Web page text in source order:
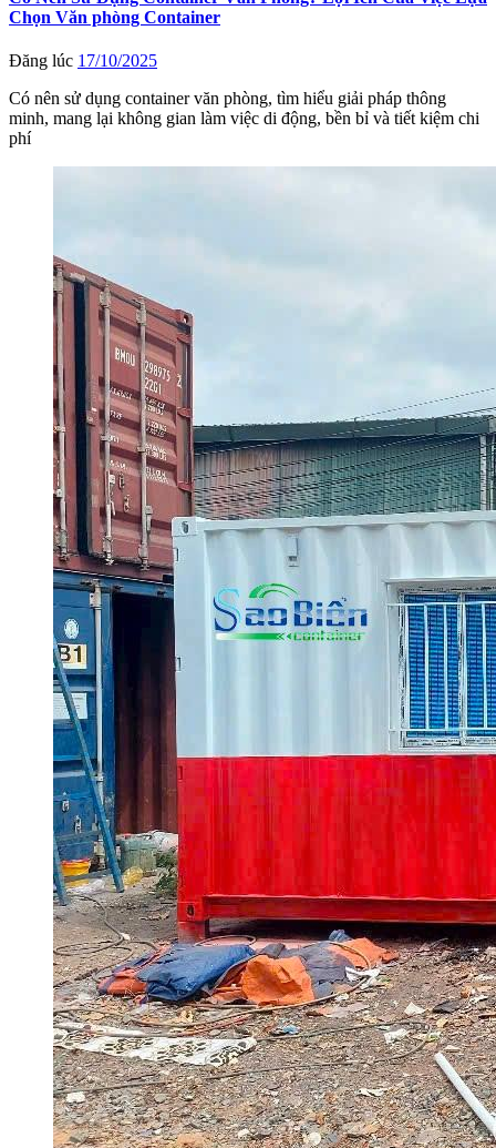
Chọn Văn phòng Container
Đăng lúc 17/10/2025
Có nên sử dụng container văn phòng, tìm hiểu giải pháp thông
minh, mang lại không gian làm việc di động, bền bỉ và tiết kiệm chi
phí